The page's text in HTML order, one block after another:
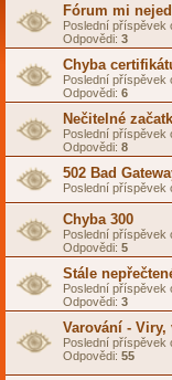
Fórum mi
Poslední příspěvek
Odpovědi: 3
Chyba
Poslední příspěvek
Odpovědi: 6
Nečitelné
Poslední příspěvek
Odpovědi: 8
502 Bad
Poslední příspěvek
Chyba 300
Poslední příspěvek
Odpovědi: 5
Stále
Poslední příspěvek
Odpovědi: 3
Varování -
Poslední příspěvek
Odpovědi: 55